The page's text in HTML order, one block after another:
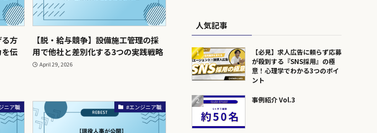
方
伝
【脱・給与競争】設備施工管理の採
用で他社と差別化する3つの実践戦略
April 29, 2026
ニア職 #エンジニア職
人気記事
【必見】求人広告に頼らず応募
が殺到する『SNS採用』の極
意！心理学でわかる3つのポイ
ント
事例紹介 Vol.3